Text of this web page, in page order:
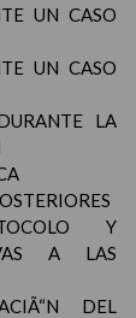
UN CASO
UN CASO
LA
Y
A LAS
DEL